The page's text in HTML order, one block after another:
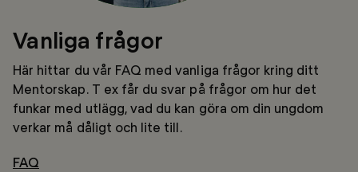
Vanliga frågor
Här hittar du vår FAQ med vanliga frågor kring ditt
Mentorskap. T ex får du svar på frågor om hur det
funkar med utlägg, vad du kan göra om din ungdom
verkar må dåligt och lite till.
FAQ